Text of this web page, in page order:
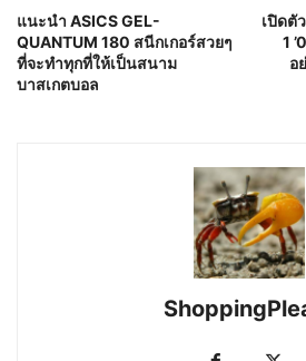
แนะนำ ASICS GEL-
QUANTUM 180 สนีกเกอร์สวยๆ
ที่จะทำทุกที่ให้เป็นสนาม
บาสเกตบอล
เปิดตั
1
อ